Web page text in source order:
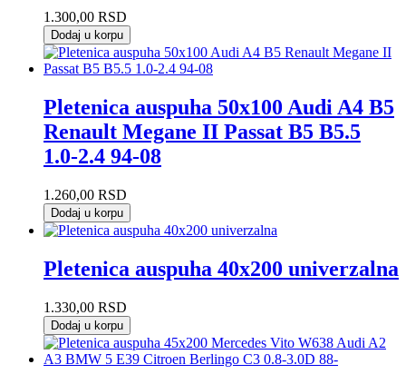
1.300,00 RSD
Dodaj u korpu
Pletenica auspuha 50x100 Audi A4 B5
Renault Megane II Passat B5 B5.5
1.0-2.4 94-08
1.260,00 RSD
Dodaj u korpu
Pletenica auspuha 40x200 univerzalna
1.330,00 RSD
Dodaj u korpu